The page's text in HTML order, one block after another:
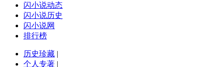
闪小说动态
闪小说历史
闪小说网
排行榜
历史珍藏 |
个人专著 |